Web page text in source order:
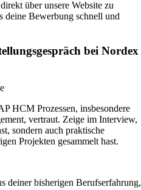
über unsere Website zu
deine Bewerbung schnell und
bei Nordex
HCM Prozessen, insbesondere
vertraut. Zeige im Interview,
sondern auch praktische
Projekten gesammelt hast.
deiner bisherigen Berufserfahrung,